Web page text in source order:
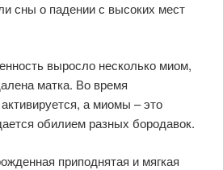
сны о падении с высоких мест
выросло несколько миом,
матка. Во время
а миомы – это
обилием разных бородавок.
приподнятая и мягкая